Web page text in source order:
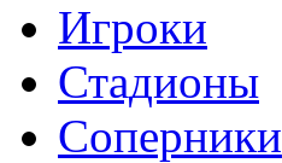
Игроки
Стадионы
Соперники